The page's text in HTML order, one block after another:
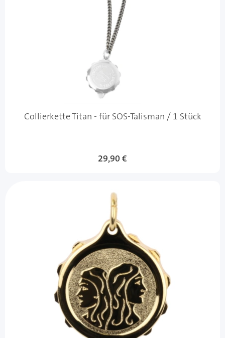
Collierkette Titan - für SOS-Talisman / 1 Stück
29,90 €